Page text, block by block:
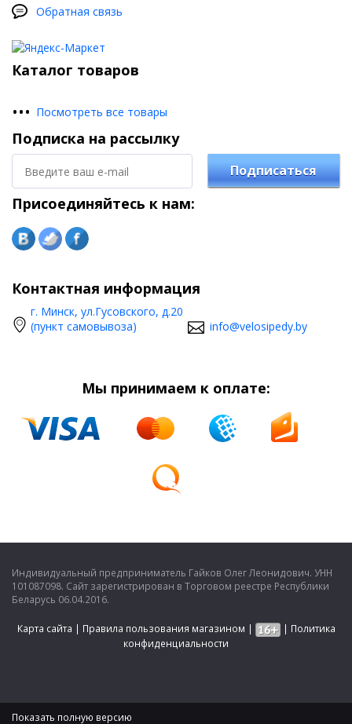
Обратная связь
Каталог товаров
••• Посмотреть все товары
Подписка на рассылку
Подписаться
Присоединяйтесь к нам:
Контактная информация
г. Минск, ул.Гусовского, д.20
(пункт самовывоза)
info@velosipedy.by
Мы принимаем к оплате:
Индивидуальный предприниматель Гайков Олег Леонидович. УНН
101087098. Сайт зарегистрирован в Торговом реестре Республики
Беларусь 06.04.2016.
Карта сайта | Правила пользования магазином | | Политика
конфиденциальности
Показать полную версию